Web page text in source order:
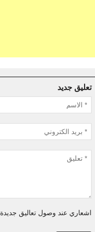
تعليق جديد
اشعاري عند وصول تعاليق جديدة